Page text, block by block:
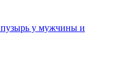
у мужчины и